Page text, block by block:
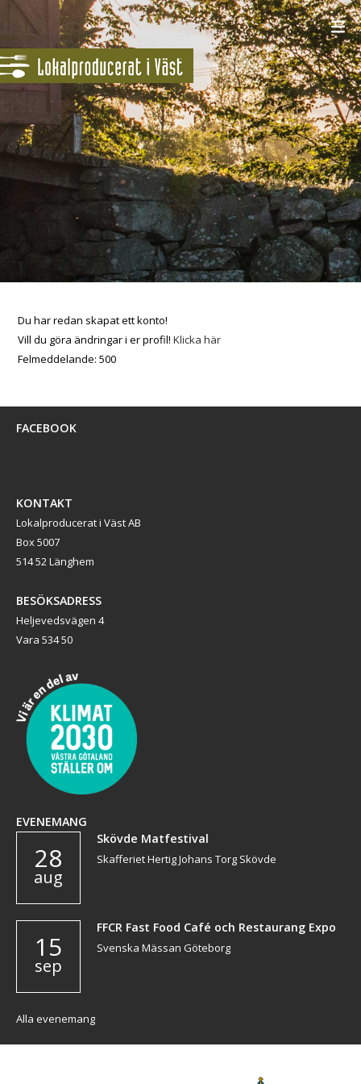
Du har redan skapat ett konto!
Vill du göra ändringar i er profil!Klicka här
Felmeddelande: 500
FACEBOOK
KONTAKT
Lokalproducerat i Väst AB
Box 5007
514 52 Länghem
BESÖKSADRESS
Heljevedsvägen 4
Vara 534 50
EVENEMANG
28
aug
Skövde Matfestival
Skafferiet Hertig Johans Torg Skövde
15
sep
FFCR Fast Food Café och Restaurang Expo
Svenska Mässan Göteborg
Alla evenemang